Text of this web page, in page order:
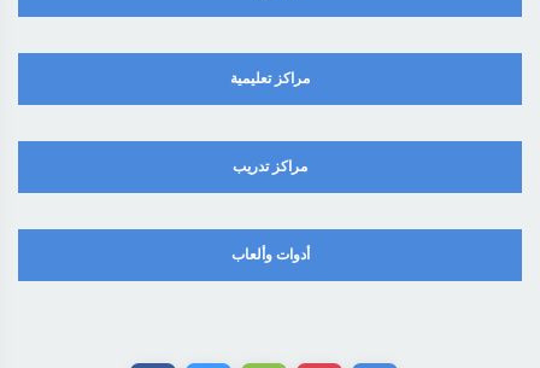
مراكز تعليمية
مراكز تدريب
أدوات وألعاب